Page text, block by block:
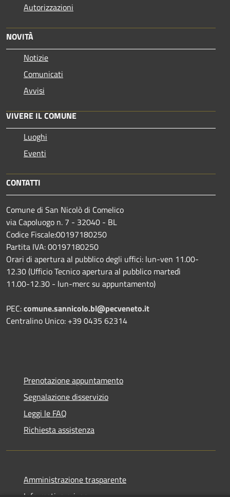
Autorizzazioni
NOVITÀ
Notizie
Comunicati
Avvisi
VIVERE IL COMUNE
Luoghi
Eventi
CONTATTI
Comune di San Nicolò di Comelico
via Capoluogo n. 7 - 32040 - BL
Codice Fiscale:00197180250
Partita IVA: 00197180250
Orari di apertura al pubblico degli uffici: lun-ven 11.00-
12.30 (Ufficio Tecnico apertura al pubblico martedì
11.00-12.30 - lun-merc su appuntamento)
PEC:comune.sannicolo.bl@pecveneto.it
Centralino Unico: +39 0435 62314
Prenotazione appuntamento
Segnalazione disservizio
Leggi le FAQ
Richiesta assistenza
Amministrazione trasparente